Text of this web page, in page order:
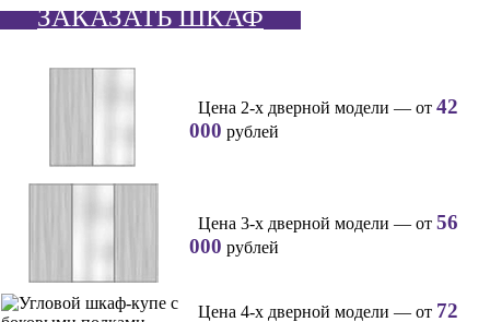
ЗАКАЗАТЬ ШКАФ
Цена 2-х дверной модели — от 42
000 рублей
Цена 3-х дверной модели — от 56
000 рублей
Цена 4-х дверной модели — от 72